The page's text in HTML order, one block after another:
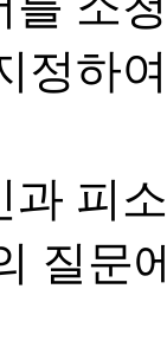
정하
과 피
질문